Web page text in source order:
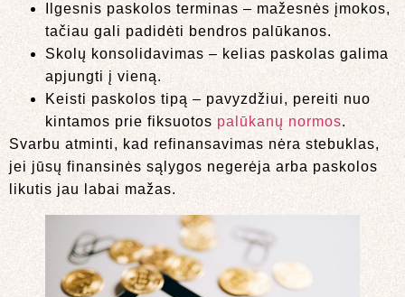
Ilgesnis paskolos terminas – mažesnės įmokos,
tačiau gali padidėti bendros palūkanos.
Skolų konsolidavimas – kelias paskolas galima
apjungti į vieną.
Keisti paskolos tipą – pavyzdžiui, pereiti nuo
kintamos prie fiksuotos palūkanų normos.
Svarbu atminti, kad refinansavimas nėra stebuklas,
jei jūsų finansinės sąlygos negerėja arba paskolos
likutis jau labai mažas.